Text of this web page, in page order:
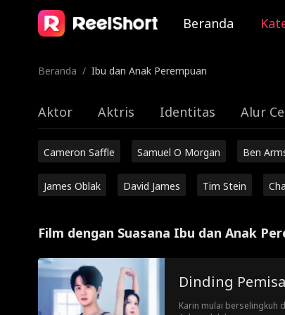
Beranda
Beranda / Ibu dan Anak Perempuan
Aktor Aktris Identitas Alur
Cameron Saffle Samuel O Morgan Ben
James Oblak David James Tim Stein
Film dengan Suasana Ibu dan Anak
Dinding
Karin mulai berselingkuh